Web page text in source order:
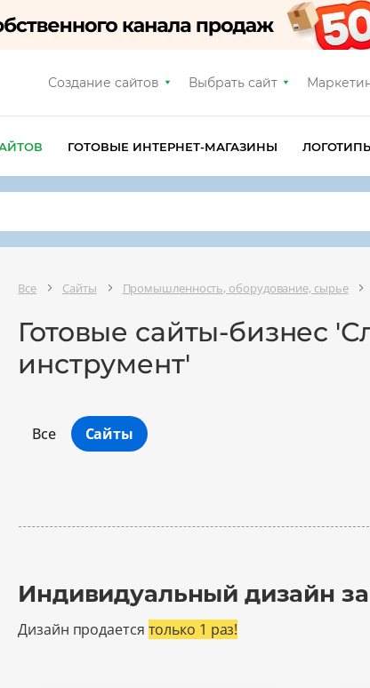
Создание сайтов Выбрать сайт
ГОТОВЫЕ ИНТЕРНЕТ-МАГАЗИНЫ
Все Сайты Промышленность, оборудование, сырье
Готовые сайты-бизнес
инструмент'
Все Сайты
Индивидуальный дизайн за
Дизайн продается только 1 раз!